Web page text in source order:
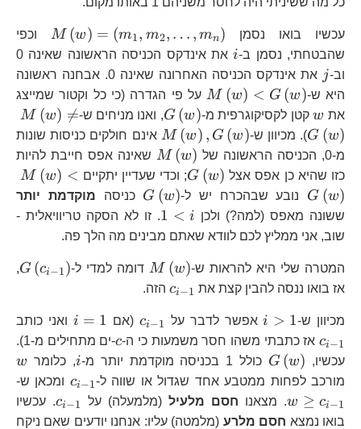
עכשיו בואו נסמן M (w) = (m1, m2, … , mn)
וכפי
שהבטחתי, נסמן ב-
i i
את אינדקס הכניסה הראשונה שאינה 0
וב-
j j
את אינדקס הכניסה האחרונה שאינה 0. אבחנה ראשונה
היא ש-
M\left(w\right)
<G\left(w\right)
M (w) < G (w)
על פי הגדרה (כי כל וקטור שמייצג
את
w wקטן לקסיקוגרפית מ-
G\left(w\right)
G (w) , ואנו מניחים ש- M (w) 
=
G (w) ). מכיוון ש- M (w) , G (w)
אינם חולקים כניסות שונות
מ-0, הכניסה הראשונה של
M\left(w\right)
M (w)
שאינה אפס חייבת להיות
כזו שהיא כן אפס אצלG\left(w\right)
G (w) ; וכדי שעדיין יתקיים M (w) <
G (w) נובע שבהכרח יש ל-
G\left(w\right)
G (w) כניסה מוקדמת יותר
ששונה מאפס (למה?) ולכן
1<i
1 < i
. זו לא הסקה טריוויאלית -
שוב, אני ממליץ לכם לוודא שאתם מבינים מה הלך פה.
המטרה שלי היא להראות ש-
M\left(w\right)
M (w) דומה למדי ל- G (ci−1)
,
אז בואו ננסה להבין קצת את
c_{i-
ci−1 הזה.
מכיוון ש- i>1 i > 1 אפשר לדבר על
c_{i-
1}
ci−1 (אם i=1
i = 1 ואני כותב
ci−1 אז כתבתי משהו חסר משמעות כי ה-
c
c
-ים מתחילים מ-1).
עכשיו,
G\left(w\right) G (w) כולל 1 בכניסה מוקדמת יותר מ- i
i, כלומר w
מורכב לפחות ממטבע אחד שגדול או שווה ל-
c_{i-
1}
ci−1 ומכאן ש-
w ≥ ci−1 . מצאנו חסם מלעיל (מלמעלה) על
c_{i-
1}
ci−1
. עכשיו
בואו נמצא חסם מלרע (מלמטה) עליו: אנחנו יודעים שאם ניקח